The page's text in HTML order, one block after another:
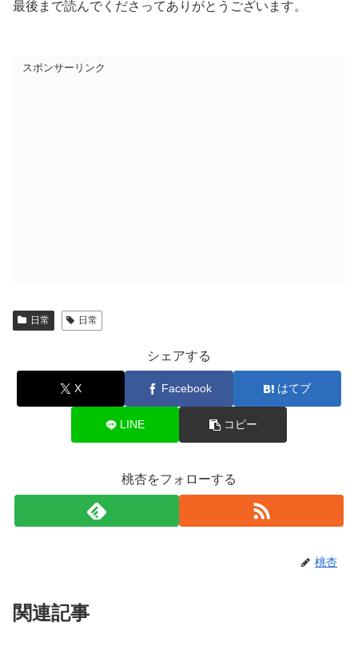
最後まで読んでくださってありがとうございます。
スポンサーリンク
日常 日常
シェアする
X Facebook はてブ
LINE コピー
桃杏をフォローする
桃杏
関連記事